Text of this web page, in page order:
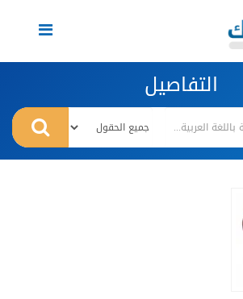
Toggle
navigation
التفاصيل